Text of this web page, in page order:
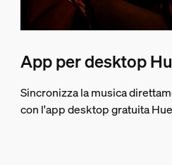
App per desktop
Sincronizza la musica
con l'app desktop gratuita